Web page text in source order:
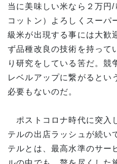
当に美味しい米なら２万円
コットン）よろしくスーパ
級米が出現する事には大歓
ず品種改良の技術を持って
り研究をしている筈だ。競
レベルアップに繋がるとい
必要もないのだ。
ポストコロナ時代に突入
テルの出店ラッシュが続い
テルとは、最高水準のサー